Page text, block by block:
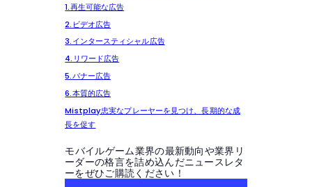
1.再生可能な広告
2.ビデオ広告
3.インタースティシャル広告
4.リワード広告
5.バナー広告
6.本質的広告
Mistplay忠実なプレーヤーを見つけ、長期的な成
長を促す
モバイルゲーム業界の最新動向や業界リ
ーダーの格言を詰め込んだニュースレタ
ーをぜひご購読ください！